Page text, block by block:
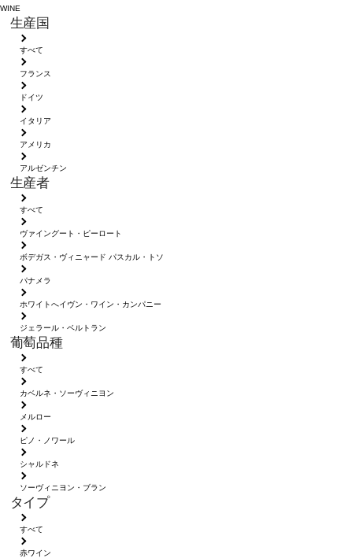
WINE
生産国
すべて
フランス
ドイツ
イタリア
アメリカ
アルゼンチン
生産者
すべて
ヴァイングート・ピーロート
ボデガス・ヴィニャード パスカル・トソ
パナメラ
ホワイトへイヴン・ワイン・カンパニー
ジェラール・ベルトラン
葡萄品種
すべて
カベルネ・ソーヴィニヨン
メルロー
ピノ・ノワール
シャルドネ
ソーヴィニヨン・ブラン
タイプ
すべて
赤ワイン